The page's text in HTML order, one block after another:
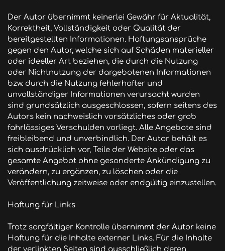
Der Autor übernimmt keinerlei Gewähr für Aktualität,
Korrektheit, Vollständigkeit oder Qualität der
bereitgestellten Informationen. Haftungsansprüche
gegen den Autor, welche sich auf Schäden materieller
oder ideeller Art beziehen, die durch die Nutzung
oder Nichtnutzung der dargebotenen Informationen
bzw. durch die Nutzung fehlerhafter und
unvollständiger Informationen verursacht wurden
sind grundsätzlich ausgeschlossen, sofern seitens des
Autors kein nachweislich vorsätzliches oder grob
fahrlässiges Verschulden vorliegt. Alle Angebote sind
freibleibend und unverbindlich. Der Autor behält es
sich ausdrücklich vor, Teile der Website oder das
gesamte Angebot ohne gesonderte Ankündigung zu
verändern, zu ergänzen, zu löschen oder die
Veröffentlichung zeitweise oder endgültig einzustellen.
Haftung für Links
Trotz sorgfältiger Kontrolle übernimmt der Autor keine
Haftung für die Inhalte externer Links. Für die Inhalte
der verlinkten Seiten sind ausschließlich deren